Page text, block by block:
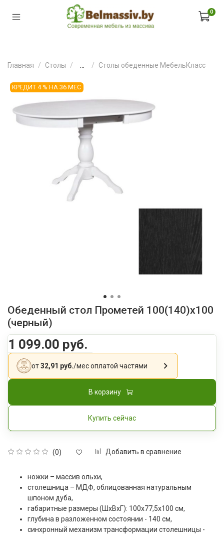
0
Главная Столы Столы обеденные МебельКласс
КРЕДИТ 4 % НА 36 МЕС
Обеденный стол Прометей 100(140)x100
(черный)
(0) Добавить в сравнение
1 099.00 руб.
от32,91 руб./месоплатой частями
В корзину
Купить сейчас
ножки – массив ольхи,
столешница – МДФ, облицованная натуральным
шпоном дуба,
габаритные размеры (ШxВxГ): 100х77,5х100 см,
глубина в разложенном состоянии - 140 см,
синхронный механизм трансформации столешницы -